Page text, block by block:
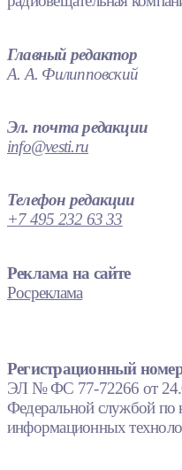
Главный редактор
А. А. Филипповский
Эл. почта редакции
info@vesti.ru
Телефон редакции
+7 495 232 63 33
Реклама на сайте
Росреклама
Регистрационный
ЭЛ № ФС 77-72266 от
Федеральной службой по
информационных